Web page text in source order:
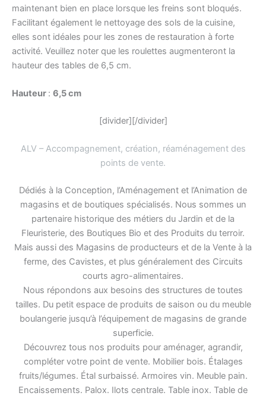
maintenant bien en place lorsque les freins sont bloqués.
Facilitant également le nettoyage des sols de la cuisine,
elles sont idéales pour les zones de restauration à forte
activité. Veuillez noter que les roulettes augmenteront la
hauteur des tables de 6,5 cm.
Hauteur : 6,5 cm
[divider][/divider]
ALV – Accompagnement, création, réaménagement des
points de vente.
Dédiés à la Conception, l’Aménagement et l’Animation de
magasins et de boutiques spécialisés. Nous sommes un
partenaire historique des métiers du Jardin et de la
Fleuristerie, des Boutiques Bio et des Produits du terroir.
Mais aussi des Magasins de producteurs et de la Vente à la
ferme, des Cavistes, et plus généralement des Circuits
courts agro-alimentaires.
Nous répondons aux besoins des structures de toutes
tailles. Du petit espace de produits de saison ou du meuble
boulangerie jusqu’à l’équipement de magasins de grande
superficie.
Découvrez tous nos produits pour aménager, agrandir,
compléter votre point de vente. Mobilier bois. Étalages
fruits/légumes. Étal surbaissé. Armoires vin. Meuble pain.
Encaissements. Palox. Ilots centrale. Table inox. Table de